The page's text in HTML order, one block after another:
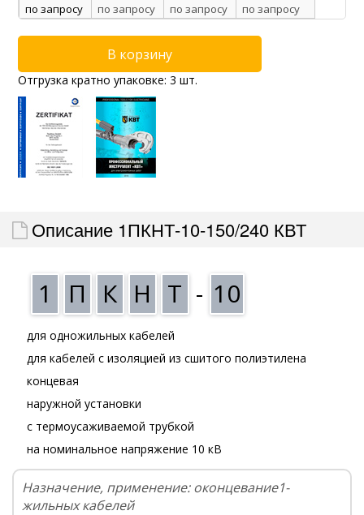
по запросу
по запросу по запросу по запросу
Отгрузка кратно упаковке: 3 шт.
Описание 1ПКНТ-10-150/240 КВТ
1 П К Н Т - 10
для одножильных кабелей
для кабелей с изоляцией из сшитого полиэтилена
концевая
наружной установки
с термоусаживаемой трубкой
на номинальное напряжение 10 кВ
Назначение, применение: оконцевание1-
жильных кабелей